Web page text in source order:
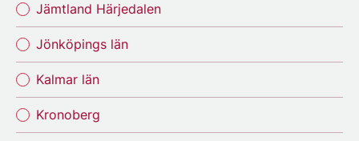
Jämtland Härjedalen
Jönköpings län
Kalmar län
Kronoberg